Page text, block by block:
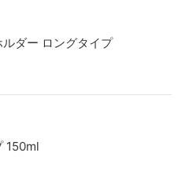
ダー ロングタイプ
150ml